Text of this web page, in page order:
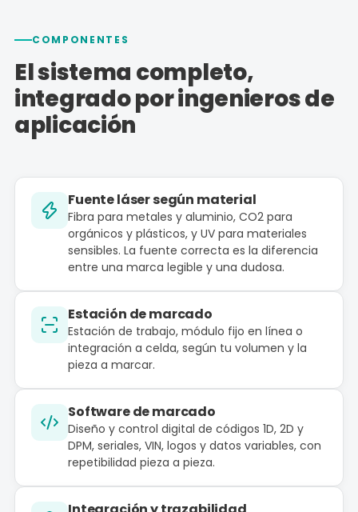
COMPONENTES
El sistema completo,
integrado por ingenieros de
aplicación
Fuente láser según material
Fibra para metales y aluminio, CO2 para
orgánicos y plásticos, y UV para materiales
sensibles. La fuente correcta es la diferencia
entre una marca legible y una dudosa.
Estación de marcado
Estación de trabajo, módulo fijo en línea o
integración a celda, según tu volumen y la
pieza a marcar.
Software de marcado
Diseño y control digital de códigos 1D, 2D y
DPM, seriales, VIN, logos y datos variables, con
repetibilidad pieza a pieza.